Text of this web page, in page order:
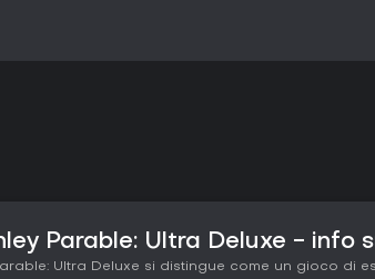
Parable: Ultra Deluxe - info
Ultra Deluxe si distingue come un gioco di